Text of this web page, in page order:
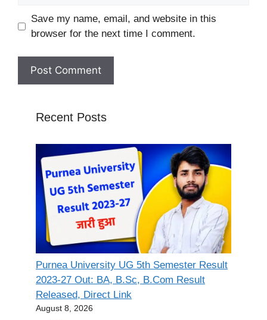
Website
Save my name, email, and website in this
browser for the next time I comment.
Recent Posts
Purnea University UG 5th Semester Result
2023-27 Out: BA, B.Sc, B.Com Result
Released, Direct Link
August 8, 2026